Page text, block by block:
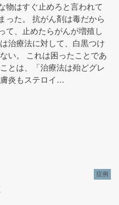
物はすぐ止めろと言われて
った。 抗がん剤は毒だから
て、止めたらがんが増殖し
治療法に対して、白黒つけ
い。 これは困ったことであ
とは、「治療法は殆どグレ
炎もステロイ…
症例